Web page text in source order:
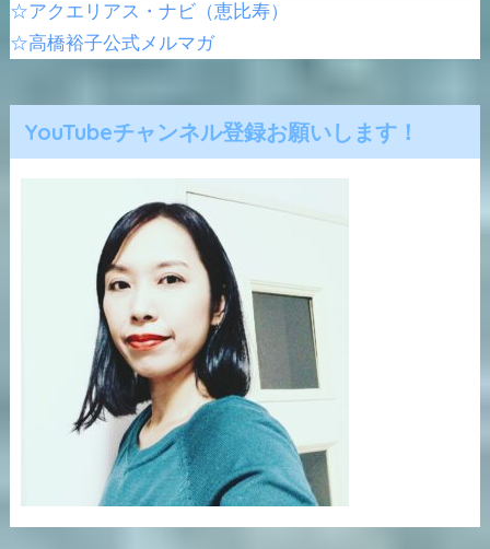
☆アクエリアス・ナビ（恵比寿）
☆高橋裕子公式メルマガ
YouTubeチャンネル登録お願いします！